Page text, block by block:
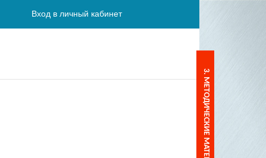
Вход в личный кабинет
3. МЕТОДИЧЕСКИE МАТЕРИАЛЫ